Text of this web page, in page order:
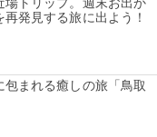
場トリップ。週末お出か
発見する旅に出よう！
まれる癒しの旅「鳥取